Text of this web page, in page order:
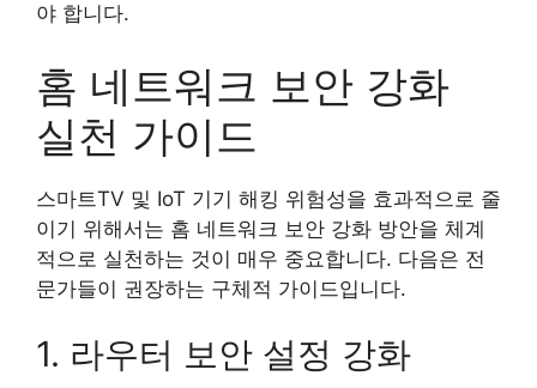
야 합니다.
홈 네트워크 보안 강화
실천 가이드
스마트TV 및 IoT 기기 해킹 위험성을 효과적으로 줄
이기 위해서는 홈 네트워크 보안 강화 방안을 체계
적으로 실천하는 것이 매우 중요합니다. 다음은 전
문가들이 권장하는 구체적 가이드입니다.
1. 라우터 보안 설정 강화